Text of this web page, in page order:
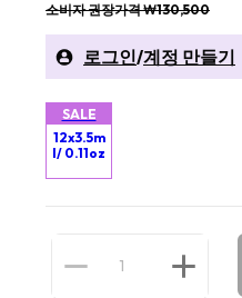
소비자 권장가격 ₩130,500
로그인/계정 만들기
SALE
12x3.5m
l/ 0.11oz